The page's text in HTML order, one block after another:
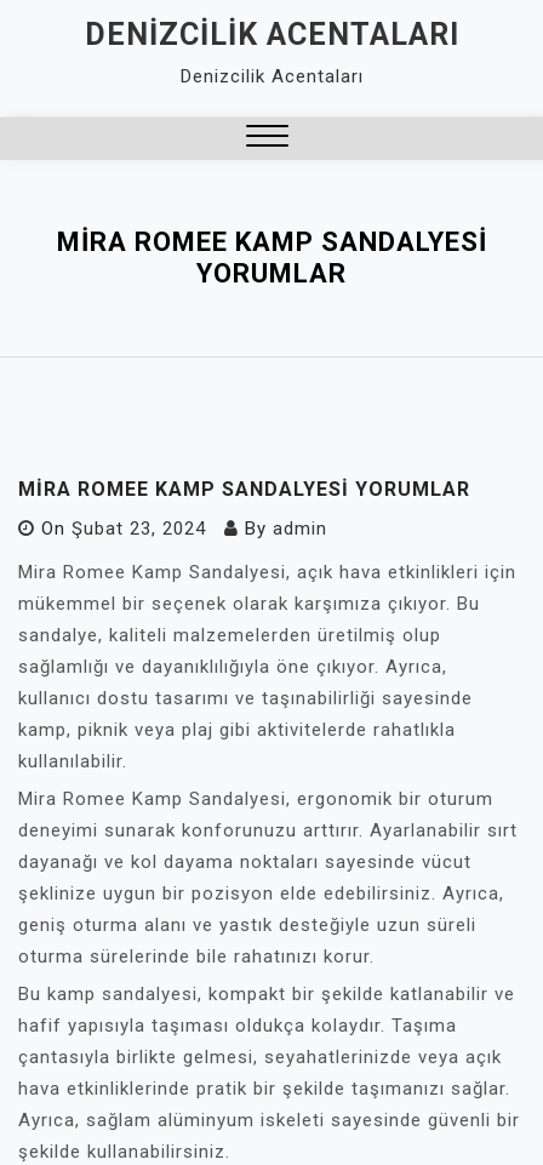
DENIZCILIK ACENTALARI
Denizcilik Acentaları
MIRA ROMEE KAMP SANDALYESI
YORUMLAR
MIRA ROMEE KAMP SANDALYESI YORUMLAR
On Şubat 23, 2024 By admin
Mira Romee Kamp Sandalyesi, açık hava etkinlikleri için
mükemmel bir seçenek olarak karşımıza çıkıyor. Bu
sandalye, kaliteli malzemelerden üretilmiş olup
sağlamlığı ve dayanıklılığıyla öne çıkıyor. Ayrıca,
kullanıcı dostu tasarımı ve taşınabilirliği sayesinde
kamp, piknik veya plaj gibi aktivitelerde rahatlıkla
kullanılabilir.
Mira Romee Kamp Sandalyesi, ergonomik bir oturum
deneyimi sunarak konforunuzu arttırır. Ayarlanabilir sırt
dayanağı ve kol dayama noktaları sayesinde vücut
şeklinize uygun bir pozisyon elde edebilirsiniz. Ayrıca,
geniş oturma alanı ve yastık desteğiyle uzun süreli
oturma sürelerinde bile rahatınızı korur.
Bu kamp sandalyesi, kompakt bir şekilde katlanabilir ve
hafif yapısıyla taşıması oldukça kolaydır. Taşıma
çantasıyla birlikte gelmesi, seyahatlerinizde veya açık
hava etkinliklerinde pratik bir şekilde taşımanızı sağlar.
Ayrıca, sağlam alüminyum iskeleti sayesinde güvenli bir
şekilde kullanabilirsiniz.